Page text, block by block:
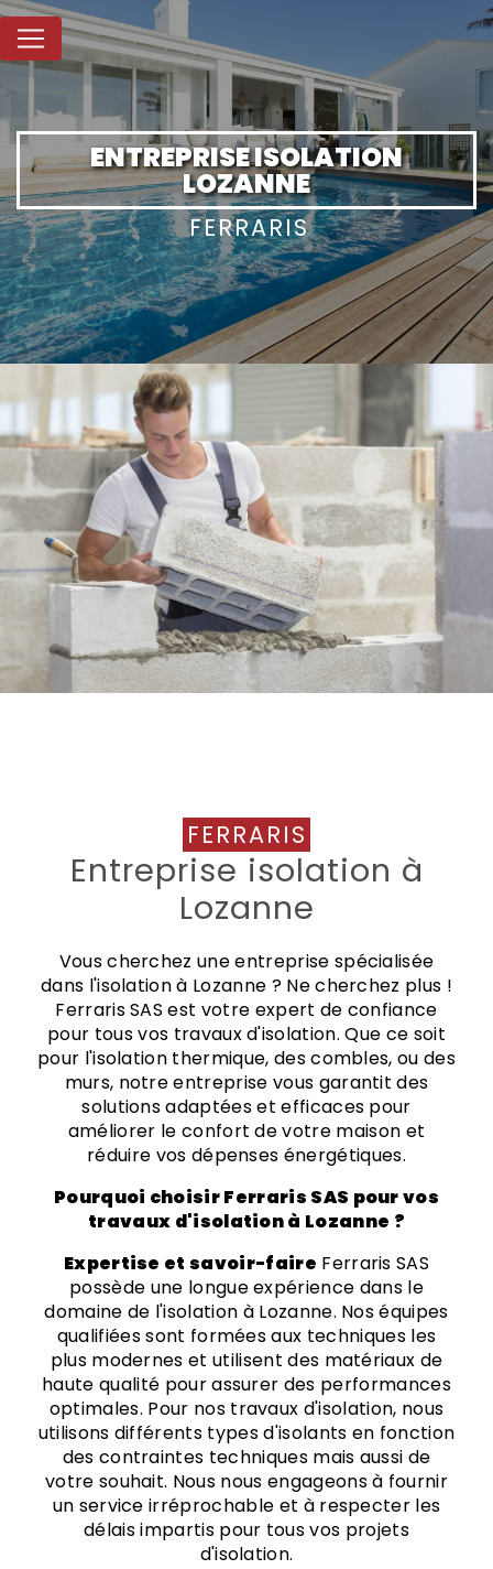
ENTREPRISE ISOLATION
LOZANNE
FERRARIS
FERRARIS
Entreprise isolation à
Lozanne
Vous cherchez une entreprise spécialisée
dans l'isolation à Lozanne ? Ne cherchez plus !
Ferraris SAS est votre expert de confiance
pour tous vos travaux d'isolation. Que ce soit
pour l'isolation thermique, des combles, ou des
murs, notre entreprise vous garantit des
solutions adaptées et efficaces pour
améliorer le confort de votre maison et
réduire vos dépenses énergétiques.
Pourquoi choisir Ferraris SAS pour vos
travaux d'isolation à Lozanne ?
Expertise et savoir-faire Ferraris SAS
possède une longue expérience dans le
domaine de l'isolation à Lozanne. Nos équipes
qualifiées sont formées aux techniques les
plus modernes et utilisent des matériaux de
haute qualité pour assurer des performances
optimales. Pour nos travaux d'isolation, nous
utilisons différents types d'isolants en fonction
des contraintes techniques mais aussi de
votre souhait. Nous nous engageons à fournir
un service irréprochable et à respecter les
délais impartis pour tous vos projets
d'isolation.
Panneau de gestion des cookies